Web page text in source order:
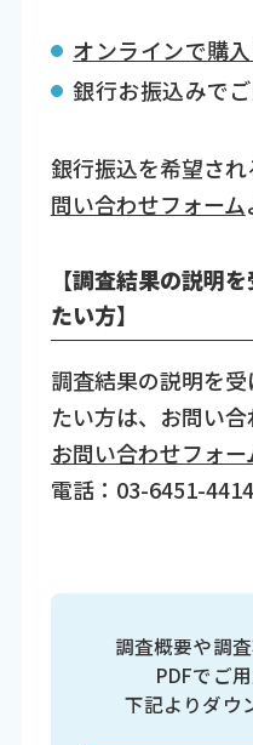
オンラインで購
銀行お振込みで
銀行振込を希望さ
問い合わせフォーム
【調査結果の説明
たい方】
調査結果の説明を
たい方は、お問い合
お問い合わせフォー
電話：03-6451-4414
調査概要や調
PDFでご
下記よりダウ